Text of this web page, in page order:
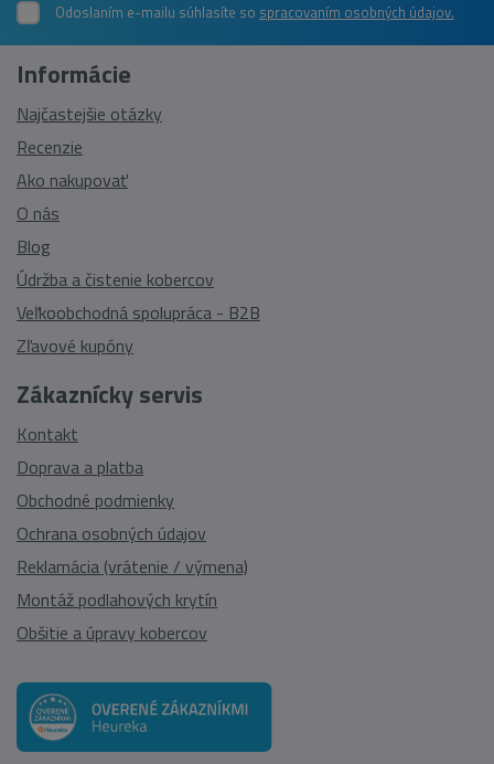
Odoslaním e-mailu súhlasíte so spracovaním osobných údajov.
Zákaznícky servis
Kontakt
Doprava a platba
Obchodné podmienky
Ochrana osobných údajov
Reklamácia (vrátenie / výmena)
Montáž podlahových krytín
Obšitie a úpravy kobercov
Informácie
Najčastejšie otázky
Recenzie
Ako nakupovať
O nás
Blog
Údržba a čistenie kobercov
Veľkoobchodná spolupráca - B2B
Zľavové kupóny